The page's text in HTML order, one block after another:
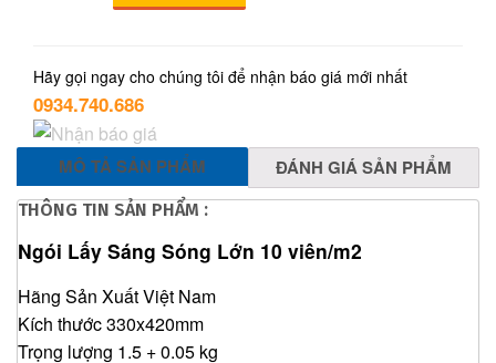
10
viên/m2
số
lượng
Hãy gọi ngay cho chúng tôi để nhận báo giá mới nhất
0934.740.686
MÔ TẢ SẢN PHẨM ĐÁNH GIÁ SẢN PHẨM
THÔNG TIN SẢN PHẨM :
Ngói Lấy Sáng Sóng Lớn 10 viên/m2
Hãng Sản Xuất Việt Nam
Kích thước 330x420mm
Trọng lượng 1.5 + 0.05 kg